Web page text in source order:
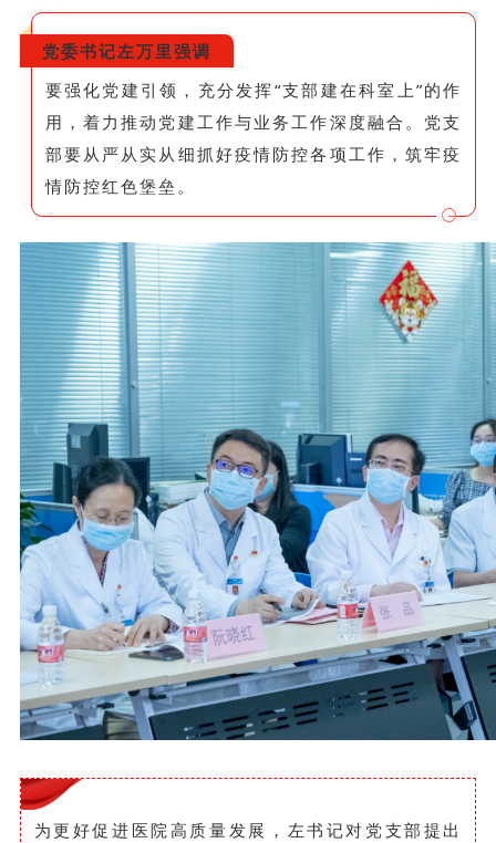
党委书记左万里强调
要强化党建引领，充分发挥“支部建在科室上”的作
用，着力推动党建工作与业务工作深度融合。党支
部要从严从实从细抓好疫情防控各项工作，筑牢疫
情防控红色堡垒。
为更好促进医院高质量发展，左书记对党支部提出